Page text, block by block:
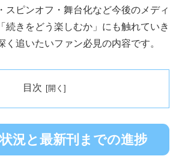
スピンオフ・舞台化など今後のメディ
続きをどう楽しむか」にも触れていき
く追いたいファン必見の内容です。
目次
況と最新刊までの進捗